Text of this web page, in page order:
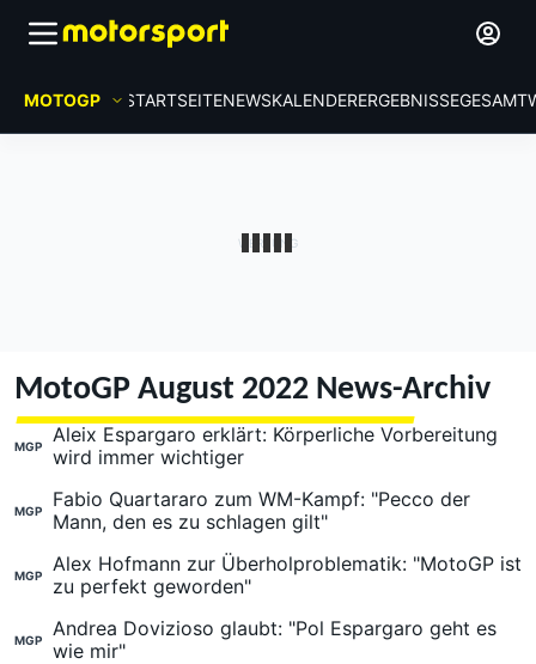
MOTOGP STARTSEITENEWSKALENDERERGEBNISSE
MotoGP August 2022 News-Archiv
MGP
Aleix Espargaro erklärt: Körperliche Vorbereitung
wird immer wichtiger
MGP
Fabio Quartararo zum WM-Kampf: "Pecco der
Mann, den es zu schlagen gilt"
MGP
Alex Hofmann zur Überholproblematik: "MotoGP ist
zu perfekt geworden"
MGP
Andrea Dovizioso glaubt: "Pol Espargaro geht es
wie mir"